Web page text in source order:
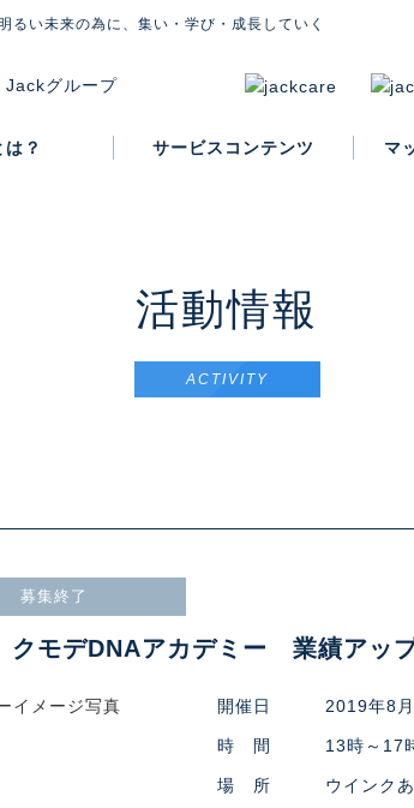
るい未来の為に、集い・学び・成長していく
？ サービスコンテンツ マ
活動情報
ACTIVITY
募集終了
クモデDNAアカデミー 業績アッ
開催日 2019年8
時 間 13時～17
場 所
ウインク